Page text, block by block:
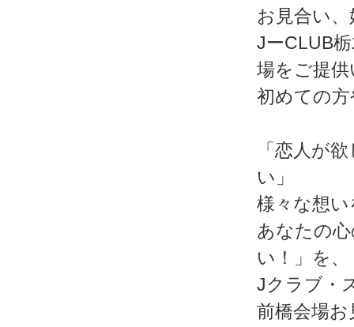
お見合い
JーCLUB
場をご提
初めての
「恋人が
い」
様々な想
あなたの
い！」を、
Jクラブ・
前橋会場